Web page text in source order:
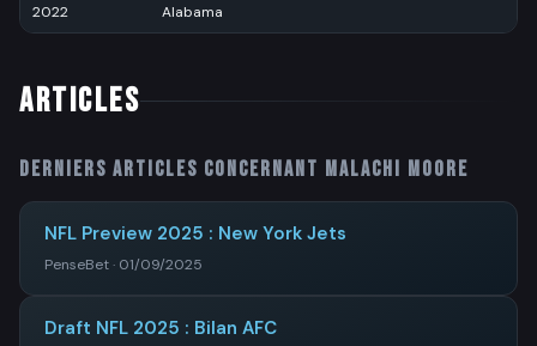
2022 Alabama
ARTICLES
Derniers articles concernant Malachi Moore
NFL Preview 2025 : New York Jets
PenseBet · 01/09/2025
Draft NFL 2025 : Bilan AFC